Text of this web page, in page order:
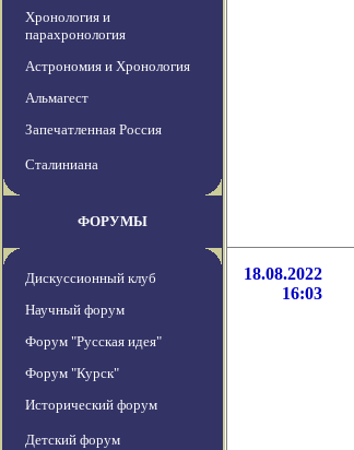
Хронология и
парахронология
Астрономия и Хронология
Альмагест
Запечатленная Россия
Сталиниана
ФОРУМЫ
Дискуссионный клуб
Научный форум
Форум "Русская идея"
Форум "Курск"
Исторический форум
Детский форум
18.08.2022
16:03